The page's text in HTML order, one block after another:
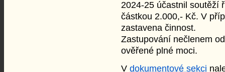
2024-25 účastnil soutěží
částkou 2.000,- Kč. V
zastavena činnost.
Zastupování nečlenem
ověřené plné moci.
V dokumentové sekci